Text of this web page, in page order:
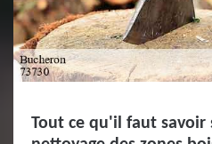
Tout ce qu'il faut savoir